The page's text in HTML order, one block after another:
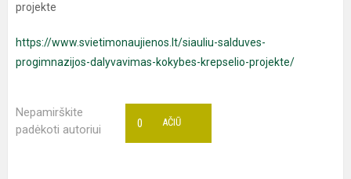
projekte
https://www.svietimonaujienos.lt/siauliu-salduves-
progimnazijos-dalyvavimas-kokybes-krepselio-projekte/
Nepamirškite
padėkoti autoriui
AČIŪ
0